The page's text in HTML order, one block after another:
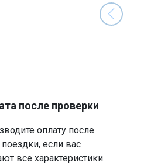
после проверки
оплату после
если вас
все характеристики.